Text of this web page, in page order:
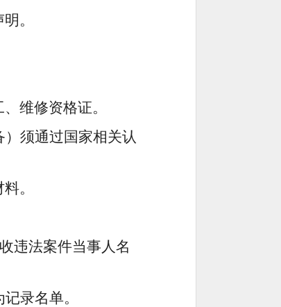
。
维修资格证。
须通过国家相关认
。
违法案件当事人名
录名单。